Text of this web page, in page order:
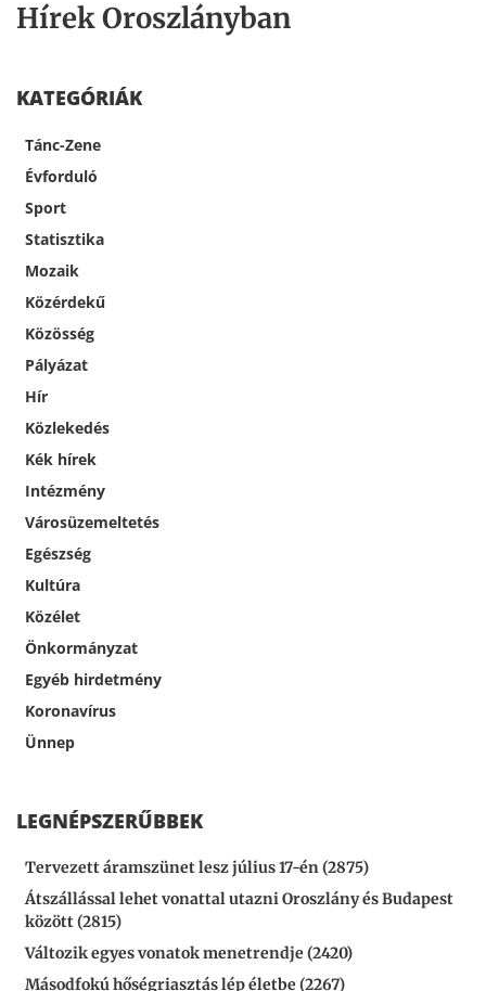
Hírek Oroszlányban
KATEGÓRIÁK
Tánc-Zene
Évforduló
Sport
Statisztika
Mozaik
Közérdekű
Közösség
Pályázat
Hír
Közlekedés
Kék hírek
Intézmény
Városüzemeltetés
Egészség
Kultúra
Közélet
Önkormányzat
Egyéb hirdetmény
Koronavírus
Ünnep
LEGNÉPSZERŰBBEK
Tervezett áramszünet lesz július 17-én (2875)
Átszállással lehet vonattal utazni Oroszlány és Budapest
között (2815)
Változik egyes vonatok menetrendje (2420)
Másodfokú hőségriasztás lép életbe (2267)